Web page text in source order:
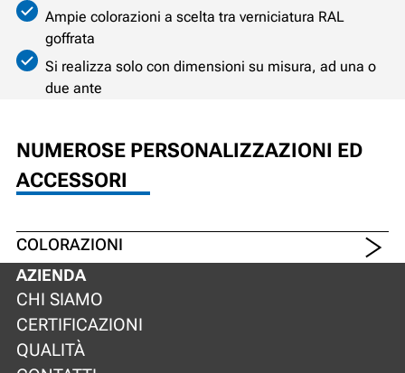
Ampie colorazioni a scelta tra verniciatura RAL
goffrata
Si realizza solo con dimensioni su misura, ad una o
due ante
NUMEROSE PERSONALIZZAZIONI ED
ACCESSORI
COLORAZIONI
AZIENDA
CHI SIAMO
CERTIFICAZIONI
QUALITÀ